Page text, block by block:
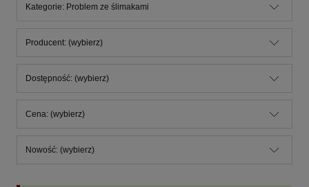
Kategorie: Problem ze ślimakami
Producent: (wybierz)
Dostępność: (wybierz)
Cena: (wybierz)
Nowość: (wybierz)